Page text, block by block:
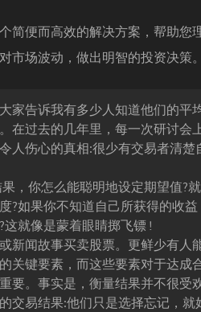
简便而高效的解决方案，帮助您
市场波动，做出明智的投资决策
家告诉我有多少人知道他们的平
在过去的几年里，每一次研讨会
人伤心的真相:很少有交易者清楚
，你怎么能聪明地设定期望值?
?如果你不知道自己所获得的收益
就像是蒙着眼睛掷飞镖 !
新闻故事买卖股票。更鲜少有人
关键要素，而这些要素对于达成
要。事实是，衡量结果并不很受
交易结果:他们只是选择忘记，就